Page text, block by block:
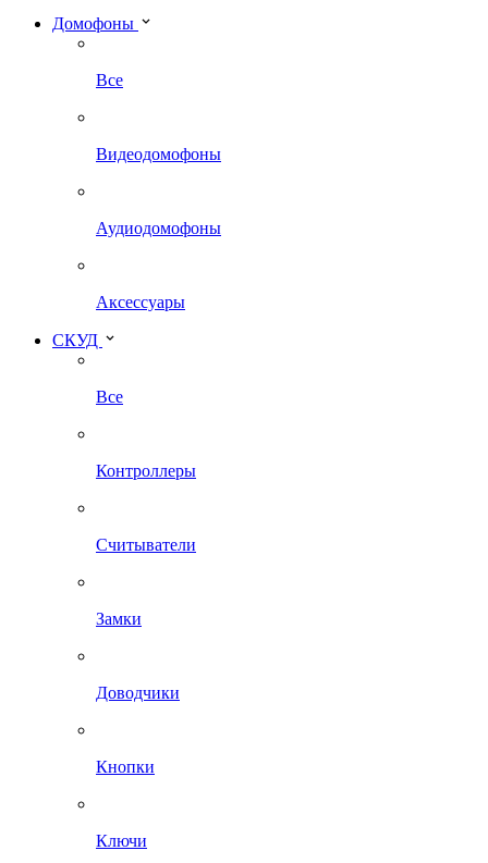
Домофоны
Все
Видеодомофоны
Аудиодомофоны
Аксессуары
СКУД
Все
Контроллеры
Считыватели
Замки
Доводчики
Кнопки
Ключи